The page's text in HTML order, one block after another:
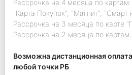
Рассрочка на 4 месяца по
"Карта Покупок", "Магнит", "Смарт
Рассрочка на 3 месяца по карте
Рассрочка на 2 месяца по
Возможна дистанционная
любой точки РБ